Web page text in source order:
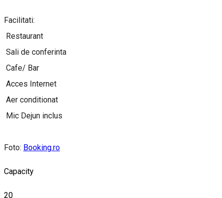
Facilitati:
Restaurant
Sali de conferinta
Cafe/ Bar
Acces Internet
Aer conditionat
Mic Dejun inclus
Foto: Booking.ro
Capacity
20